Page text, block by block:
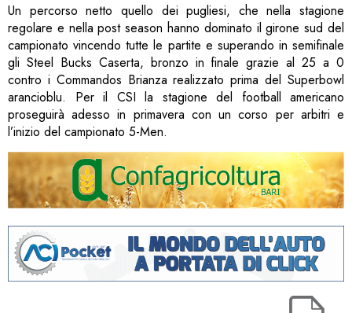
Un percorso netto quello dei pugliesi, che nella stagione
regolare e nella post season hanno dominato il girone sud del
campionato vincendo tutte le partite e superando in semifinale
gli Steel Bucks Caserta, bronzo in finale grazie al 25 a 0
contro i Commandos Brianza realizzato prima del Superbowl
arancioblu. Per il CSI la stagione del football americano
proseguirà adesso in primavera con un corso per arbitri e
l’inizio del campionato 5-Men.